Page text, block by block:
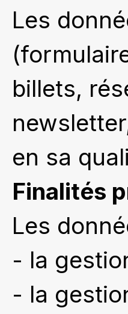
Les
billets,
en sa
Finalités
Les
- la
- la